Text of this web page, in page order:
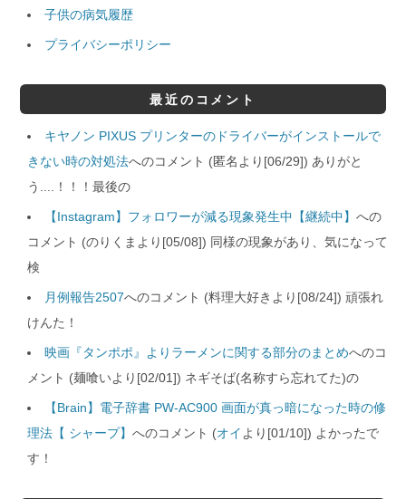
子供の病気履歴
プライバシーポリシー
最近のコメント
キヤノン PIXUS プリンターのドライバーがインストールで
きない時の対処法へのコメント (匿名より[06/29]) ありがと
う....！！！最後の
【Instagram】フォロワーが減る現象発生中【継続中】への
コメント (のりくまより[05/08]) 同様の現象があり、気になって
検
月例報告2507へのコメント (料理大好きより[08/24]) 頑張れ
けんた！
映画『タンポポ』よりラーメンに関する部分のまとめへのコ
メント (麺喰いより[02/01]) ネギそば(名称すら忘れてた)の
【Brain】電子辞書 PW-AC900 画面が真っ暗になった時の修
理法【 シャープ】 へのコメント (オイ より[01/10]) よかったで
す！